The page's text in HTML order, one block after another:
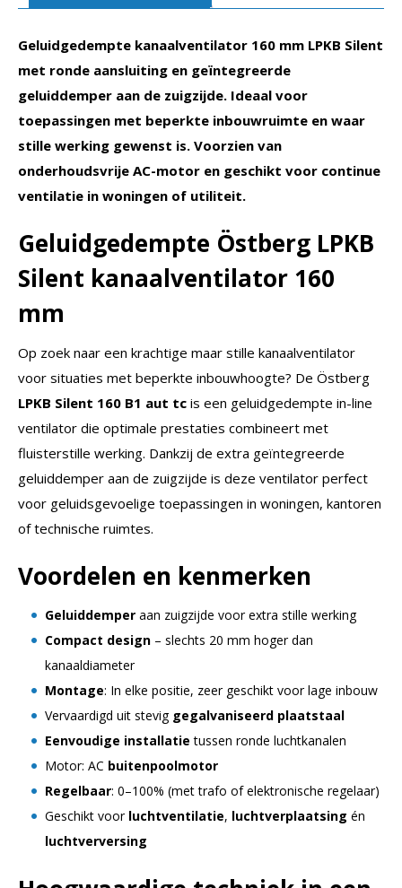
Geluidgedempte kanaalventilator 160 mm LPKB Silent
met ronde aansluiting en geïntegreerde
geluiddemper aan de zuigzijde. Ideaal voor
toepassingen met beperkte inbouwruimte en waar
stille werking gewenst is. Voorzien van
onderhoudsvrije AC-motor en geschikt voor continue
ventilatie in woningen of utiliteit.
Geluidgedempte Östberg LPKB
Silent kanaalventilator 160
mm
Op zoek naar een krachtige maar stille kanaalventilator
voor situaties met beperkte inbouwhoogte? De Östberg
LPKB Silent 160 B1 aut tc is een geluidgedempte in-line
ventilator die optimale prestaties combineert met
fluisterstille werking. Dankzij de extra geïntegreerde
geluiddemper aan de zuigzijde is deze ventilator perfect
voor geluidsgevoelige toepassingen in woningen, kantoren
of technische ruimtes.
Voordelen en kenmerken
Geluiddemper aan zuigzijde voor extra stille werking
Compact design – slechts 20 mm hoger dan
kanaaldiameter
Montage: In elke positie, zeer geschikt voor lage inbouw
Vervaardigd uit stevig gegalvaniseerd plaatstaal
Eenvoudige installatie tussen ronde luchtkanalen
Motor: AC buitenpoolmotor
Regelbaar: 0–100% (met trafo of elektronische regelaar)
Geschikt voor luchtventilatie, luchtverplaatsing én
luchtverversing